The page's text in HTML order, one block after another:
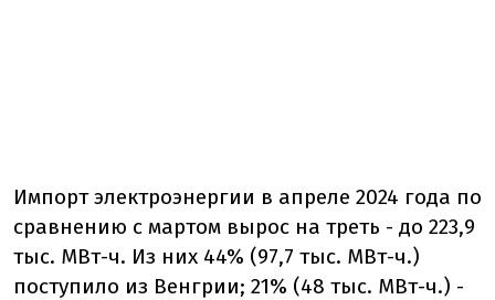
Импорт электроэнергии в апреле 2024 года по
сравнению с мартом вырос на треть - до 223,9
тыс. МВт-ч. Из них 44% (97,7 тыс. МВт-ч.)
поступило из Венгрии; 21% (48 тыс. МВт-ч.) -